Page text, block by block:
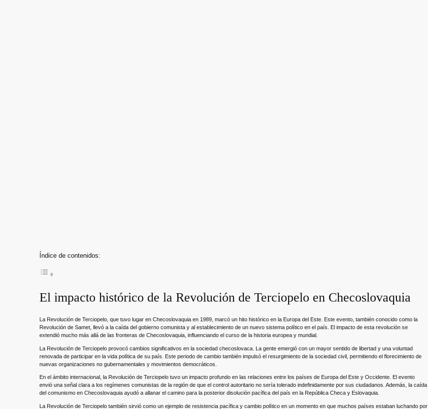
Índice de contenidos:
El impacto histórico de la Revolución de Terciopelo en Checoslovaquia
La Revolución de Terciopelo, que tuvo lugar en Checoslovaquia en 1989, marcó un hito histórico en la Europa del Este. Este evento, también conocido como la
Revolución de Samet, llevó a la caída del gobierno comunista y al establecimiento de un nuevo sistema político en el país. El impacto de esta revolución se
extendió mucho más allá de las fronteras de Checoslovaquia, influenciando el curso de la historia europea y mundial.
La Revolución de Terciopelo provocó cambios significativos en la sociedad checoslovaca. La gente emergió con un mayor sentido de libertad y una voluntad
renovada de participar en la vida política de su país. Este periodo de cambio también impulsó el resurgimiento de la sociedad civil, permitiendo el florecimiento de
nuevas organizaciones no gubernamentales y movimientos democráticos.
En el ámbito internacional, la Revolución de Terciopelo tuvo un impacto profundo en las relaciones entre los países de Europa del Este y Occidente. El evento
envió una señal clara a los regímenes comunistas de la región de que el control autoritario no sería tolerado indefinidamente por sus ciudadanos. Además, la caída
del comunismo en Checoslovaquia ayudó a allanar el camino para la posterior disolución pacífica del país en la República Checa y Eslovaquia.
La Revolución de Terciopelo también sirvió como un ejemplo de resistencia pacífica y cambio político en un momento en que muchos países estaban luchando por